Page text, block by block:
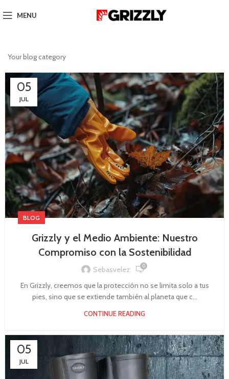
MENU
Your blog category
05
JUL
BLOG
Grizzly y el Medio Ambiente: Nuestro
Compromiso con la Sostenibilidad
Sebasvelez 0
En Grizzly, creemos que la protección no se limita solo a tus
pies, sino que se extiende también al planeta que c...
CONTINUE READING
05
JUL